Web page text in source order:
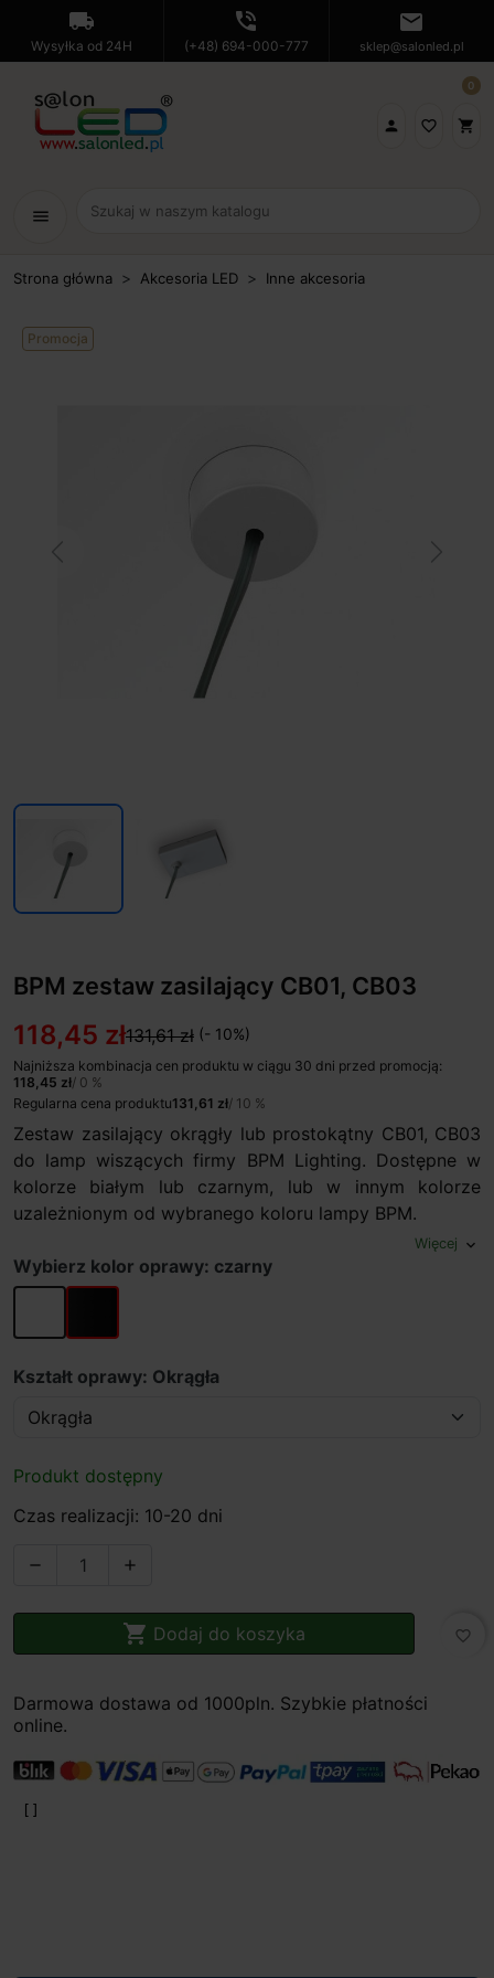
local_shipping
Wysyłka od 24H
phone_in_talk
(+48) 694-000-777
mail
sklep@salonled.pl
 favorite_border shopping_cart
0
menu
Strona główna Akcesoria LED Inne akcesoria
Promocja
BPM zestaw zasilający CB01, CB03
118,45 zł131,61 zł (- 10%)
Najniższa kombinacja cen produktu w ciągu 30 dni przed promocją:
118,45 zł/ 0 %
Regularna cena produktu131,61 zł/ 10 %
Zestaw zasilający okrągły lub prostokątny CB01, CB03
do lamp wiszących firmy BPM Lighting. Dostępne w
kolorze białym lub czarnym, lub w innym kolorze
uzależnionym od wybranego koloru lampy BPM.
Więcej expand_more
Wybierz kolor oprawy: czarny
biały czarny
Kształt oprawy: Okrągła
Produkt dostępny
Czas realizacji: 10-20 dni
 
 Dodaj do koszyka favorite_border
Darmowa dostawa od 1000pln. Szybkie płatności
online.